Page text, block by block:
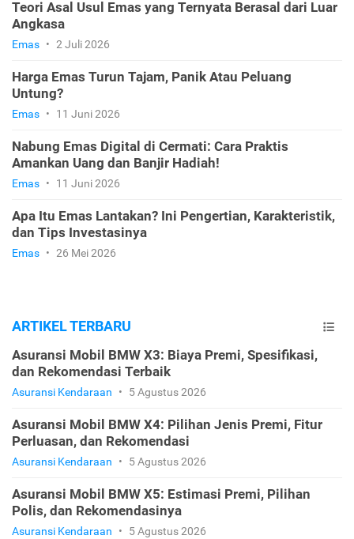
Teori Asal Usul Emas yang Ternyata Berasal dari Luar
Angkasa
Emas • 2 Juli 2026
Harga Emas Turun Tajam, Panik Atau Peluang
Untung?
Emas • 11 Juni 2026
Nabung Emas Digital di Cermati: Cara Praktis
Amankan Uang dan Banjir Hadiah!
Emas • 11 Juni 2026
Apa Itu Emas Lantakan? Ini Pengertian, Karakteristik,
dan Tips Investasinya
Emas • 26 Mei 2026
ARTIKEL TERBARU
Asuransi Mobil BMW X3: Biaya Premi, Spesifikasi,
dan Rekomendasi Terbaik
Asuransi Kendaraan • 5 Agustus 2026
Asuransi Mobil BMW X4: Pilihan Jenis Premi, Fitur
Perluasan, dan Rekomendasi
Asuransi Kendaraan • 5 Agustus 2026
Asuransi Mobil BMW X5: Estimasi Premi, Pilihan
Polis, dan Rekomendasinya
Asuransi Kendaraan • 5 Agustus 2026